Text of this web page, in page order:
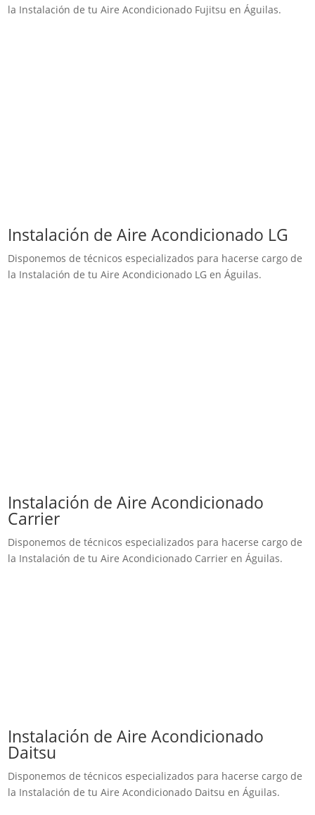
la Instalación de tu Aire Acondicionado Fujitsu en Águilas.
Instalación de Aire Acondicionado LG
Disponemos de técnicos especializados para hacerse cargo de
la Instalación de tu Aire Acondicionado LG en Águilas.
Instalación de Aire Acondicionado
Carrier
Disponemos de técnicos especializados para hacerse cargo de
la Instalación de tu Aire Acondicionado Carrier en Águilas.
Instalación de Aire Acondicionado
Daitsu
Disponemos de técnicos especializados para hacerse cargo de
la Instalación de tu Aire Acondicionado Daitsu en Águilas.